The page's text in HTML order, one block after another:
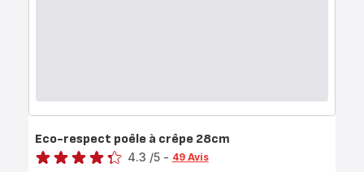
Eco-respect poêle à crêpe 28cm
Note
4.3 /5 - 49 Avis